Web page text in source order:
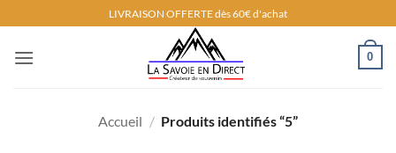
au
contenu
LIVRAISON OFFERTE dès 60€ d'achat
0
Accueil / Produits identifiés “5”